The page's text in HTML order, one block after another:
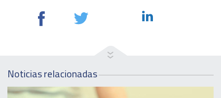
Noticias relacionadas